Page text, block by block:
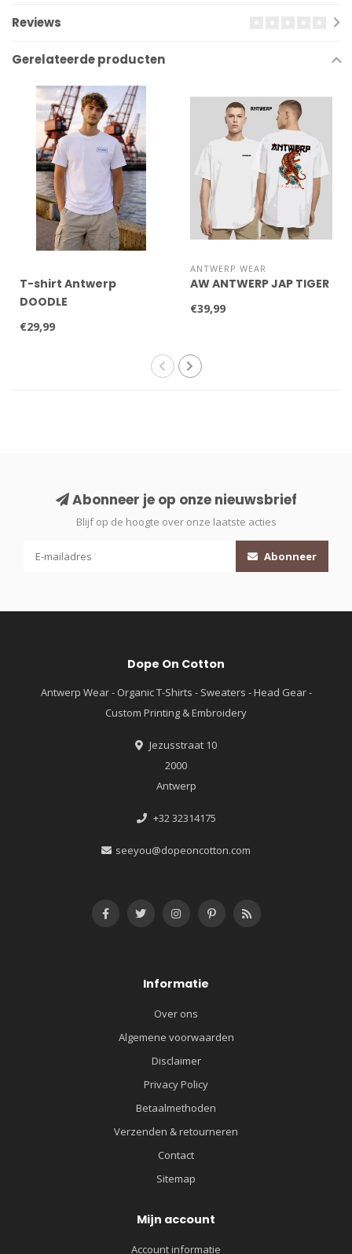
Reviews
Gerelateerde producten
T-shirt Antwerp
DOODLE
€29,99
ANTWERP WEAR
AW ANTWERP JAP TIGER
€39,99
Abonneer je op onze nieuwsbrief
Blijf op de hoogte over onze laatste acties
Abonneer
Dope On Cotton
Antwerp Wear - Organic T-Shirts - Sweaters - Head Gear -
Custom Printing & Embroidery
Jezusstraat 10
2000
Antwerp
+32 32314175
seeyou@dopeoncotton.com
Informatie
Over ons
Algemene voorwaarden
Disclaimer
Privacy Policy
Betaalmethoden
Verzenden & retourneren
Contact
Sitemap
Mijn account
Account informatie